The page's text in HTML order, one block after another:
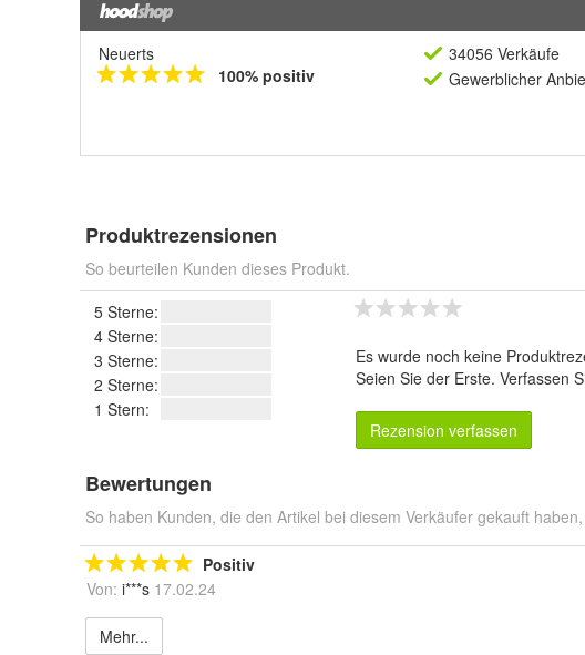
Neuerts
100% positiv
34056 Verkäufe
Gewerblicher
Produktrezensionen
So beurteilen Kunden dieses Produkt.
5 Sterne:
4 Sterne:
3 Sterne:
2 Sterne:
1 Stern:
Es wurde noch keine
Seien Sie der Erste. Verfassen
Rezension verfassen
Bewertungen
So haben Kunden, die den Artikel bei diesem Verkäufer gekauft
Positiv
Von: i***s 17.02.24
Mehr...